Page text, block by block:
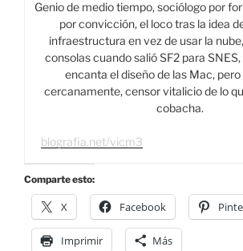
Genio de medio tiempo, sociólogo por
por convicción, el loco tras la idea
infraestructura en vez de usar la
consolas cuando salió SF2 para
encanta el diseño de las Mac,
cercanamente, censor vitalicio de lo
cobacha.
blografia.net/vicm3
Comparte esto:
X Facebook
Imprimir Más